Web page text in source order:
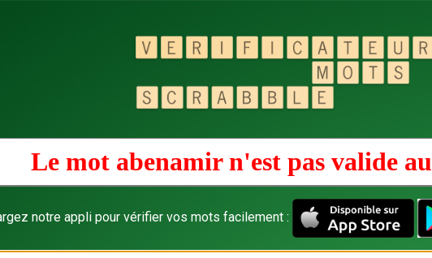
Le mot abenamir n'est pas valide au
notre appli pour vérifier vos mots facilement :